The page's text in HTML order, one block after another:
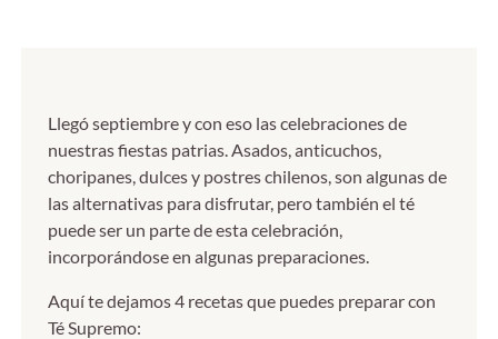
Llegó septiembre y con eso las celebraciones de
nuestras fiestas patrias. Asados, anticuchos,
choripanes, dulces y postres chilenos, son algunas de
las alternativas para disfrutar, pero también el té
puede ser un parte de esta celebración,
incorporándose en algunas preparaciones.
Aquí te dejamos 4 recetas que puedes preparar con
Té Supremo: